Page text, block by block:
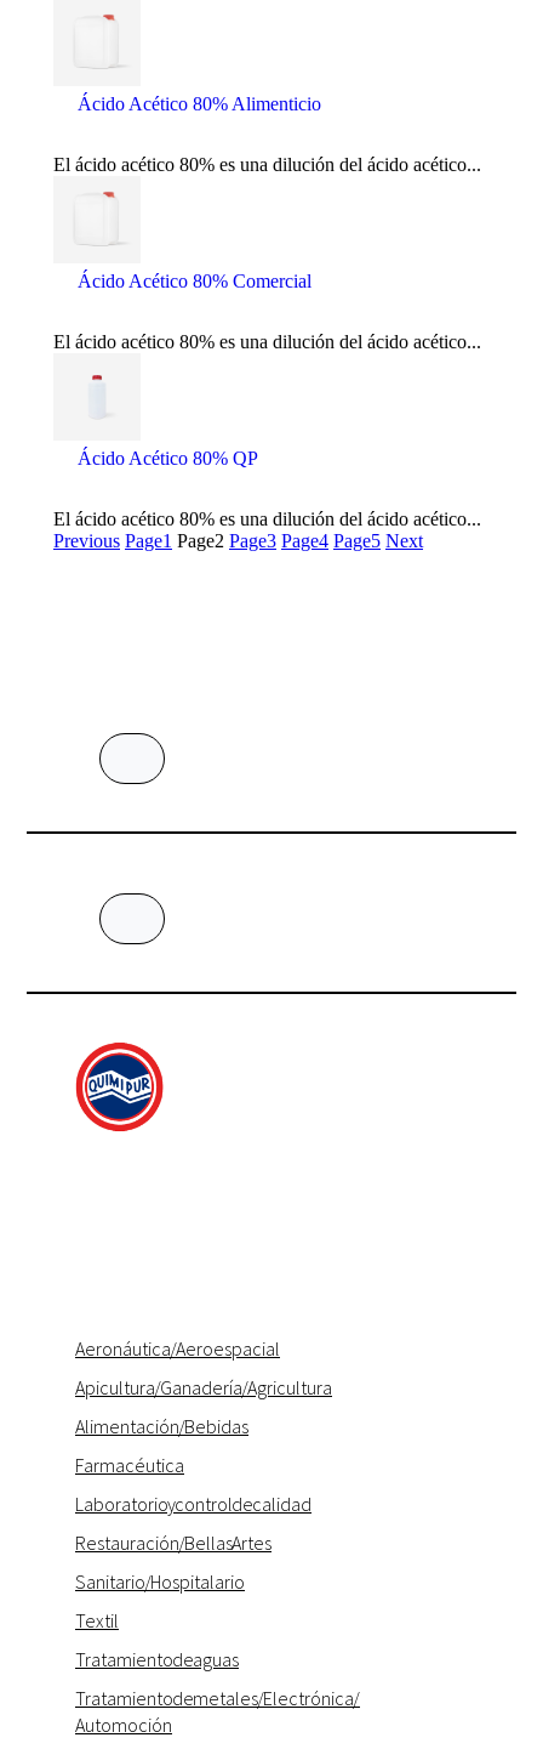
Ácido Acético 80% Alimenticio
El ácido acético 80% es una dilución del ácido acético...
Ácido Acético 80% Comercial
El ácido acético 80% es una dilución del ácido acético...
Ácido Acético 80% QP
El ácido acético 80% es una dilución del ácido acético...
Previous Page1 Page2 Page3 Page4 Page5 Next
Aeronáutica / Aeroespacial
Apicultura / Ganadería / Agricultura
Alimentación / Bebidas
Farmacéutica
Laboratorio y control de calidad
Restauración / Bellas Artes
Sanitario / Hospitalario
Textil
Tratamiento de aguas
Tratamiento de metales / Electrónica /
Automoción